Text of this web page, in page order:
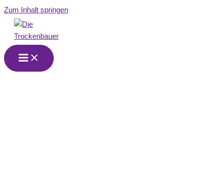
Zum Inhalt springen